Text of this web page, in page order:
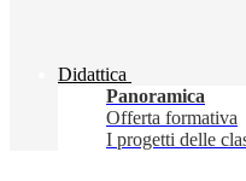
Didattica
Panoramica
Offerta formativa
I progetti delle